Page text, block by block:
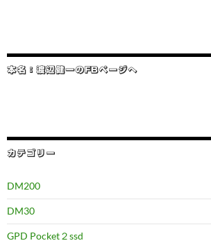
本名：渡辺健一のFBページへ
カテゴリー
DM200
DM30
GPD Pocket２ssd